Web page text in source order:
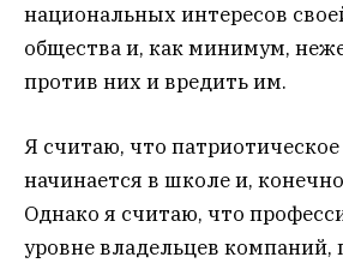
национальных интересов
общества и, как минимум,
против них и вредить им.
Я считаю, что
начинается в школе и,
Однако я считаю, что
уровне владельцев компаний,